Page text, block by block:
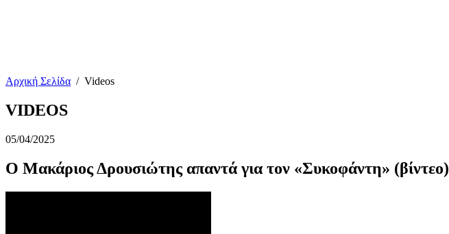
Αρχική Σελίδα / Videos
VIDEOS
05/04/2025
Ο Μακάριος Δρουσιώτης απαντά για τον «Συκοφάντη» (βίντεο)